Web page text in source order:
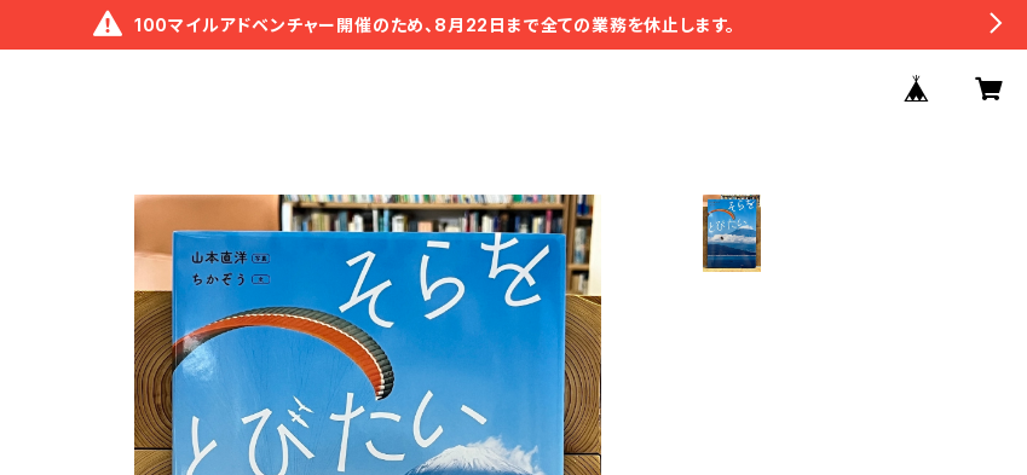
100マイルアドベンチャー開催のため、8月22日まで全ての業務を休止します。